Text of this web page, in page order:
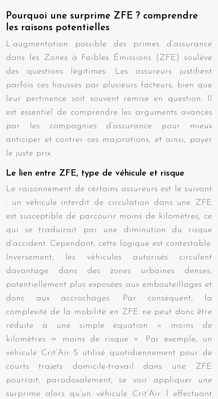
Pourquoi une surprime ZFE ? comprendre
les raisons potentielles
L’augmentation possible des primes d’assurance
dans les Zones à Faibles Émissions (ZFE) soulève
des questions légitimes. Les assureurs justifient
parfois ces hausses par plusieurs facteurs, bien que
leur pertinence soit souvent remise en question. Il
est essentiel de comprendre les arguments avancés
par les compagnies d’assurance pour mieux
anticiper et contrer ces majorations, et ainsi, payer
le juste prix.
Le lien entre ZFE, type de véhicule et risque
Le raisonnement de certains assureurs est le suivant
: un véhicule interdit de circulation dans une ZFE
est susceptible de parcourir moins de kilomètres, ce
qui se traduirait par une diminution du risque
d’accident. Cependant, cette logique est contestable.
Inversement, les véhicules autorisés circulent
davantage dans des zones urbaines denses,
potentiellement plus exposées aux embouteillages et
donc aux accrochages. Par conséquent, la
complexité de la mobilité en ZFE ne peut donc être
réduite à une simple équation « moins de
kilomètres = moins de risque ». Par exemple, un
véhicule Crit’Air 5 utilisé quotidiennement pour de
courts trajets domicile-travail dans une ZFE
pourrait, paradoxalement, se voir appliquer une
surprime alors qu’un véhicule Crit’Air 1 effectuant